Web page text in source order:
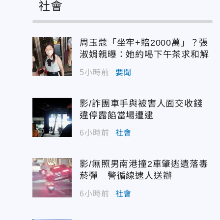
社會
周玉蔻「坐牢+賠2000萬」？張
淑娟親曝：她約喝下午茶求和解
5小時前 要聞
影/詐團車手與被害人面交收錢
違停露餡當場遭逮
6小時前 社會
影/無照男南港撞2車肇逃遺落毒
菸彈 警循線逮人送辦
6小時前 社會